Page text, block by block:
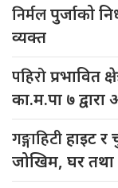
निर्मलपुर्जाको
व्यक्त
पहिरोप्रभावित
का.म.पा ७
गङ्गाहिटीहाइट र
जोखिम, घर